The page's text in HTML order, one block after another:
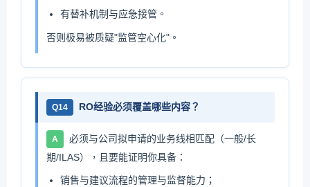
有替补机制与应急接管。
否则极易被质疑"监管空心化"。
Q14 RO经验必须覆盖哪些内容？
A
必须与公司拟申请的业务线相匹配（一般/长
期/ILAS），且要能证明你具备：
销售与建议流程的管理与监督能力；